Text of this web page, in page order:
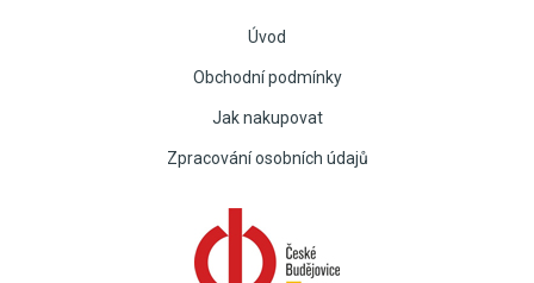
Úvod
Obchodní podmínky
Jak nakupovat
Zpracování osobních údajů